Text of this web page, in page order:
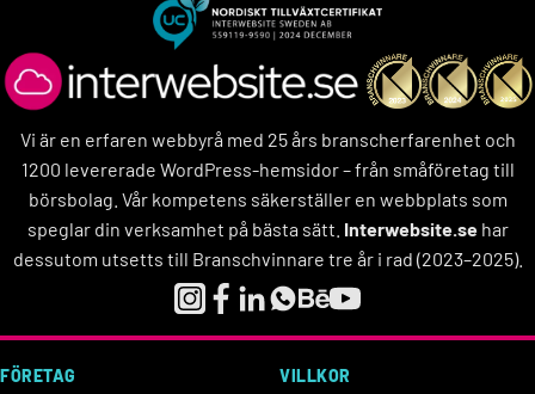
Vi är en erfaren webbyrå med 25 års branscherfarenhet och
1200 levererade WordPress-hemsidor – från småföretag till
börsbolag. Vår kompetens säkerställer en webbplats som
speglar din verksamhet på bästa sätt. Interwebsite.sehar
dessutom utsetts till Branschvinnare tre år i rad (2023–2025).
FÖRETAG VILLKOR